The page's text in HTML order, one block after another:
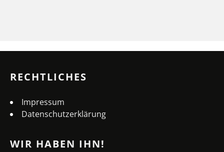
RECHTLICHES
Impressum
Datenschutzerklärung
WIR HABEN IHN!